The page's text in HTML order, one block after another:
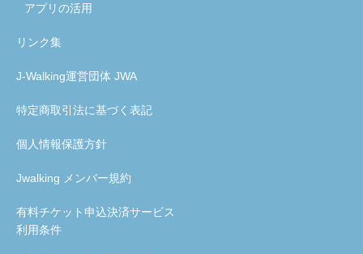
アプリの活用
リンク集
J-Walking運営団体 JWA
特定商取引法に基づく表記
個人情報保護方針
Jwalking メンバー規約
有料チケット申込決済サービス
利用条件